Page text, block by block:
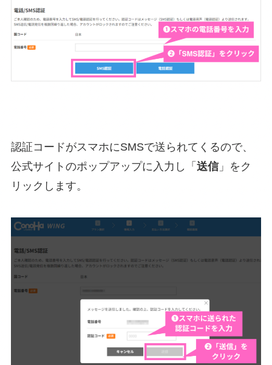
認証コードがスマホにSMSで送られてくるので、
公式サイトのポップアップに入力し「 送信」をク
リックします。